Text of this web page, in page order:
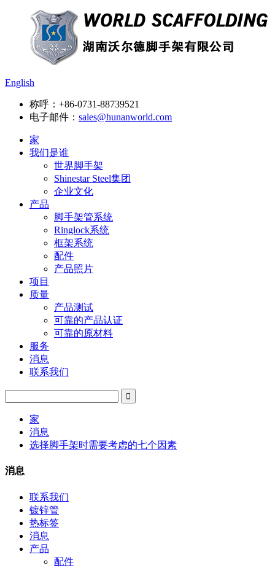
English
称呼： +86-0731-88739521
电子邮件： sales@hunanworld.com
家
我们是谁
世界脚手架
Shinestar Steel集团
企业文化
产品
脚手架管系统
Ringlock系统
框架系统
配件
产品照片
项目
质量
产品测试
可靠的产品认证
可靠的原材料
服务
消息
联系我们
家
消息
选择脚手架时需要考虑的七个因素
消息
联系我们
镀锌管
热标签
消息
产品
配件